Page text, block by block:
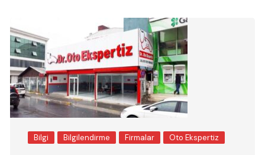
Bilgi Bilgilendirme Firmalar Oto Ekspertiz